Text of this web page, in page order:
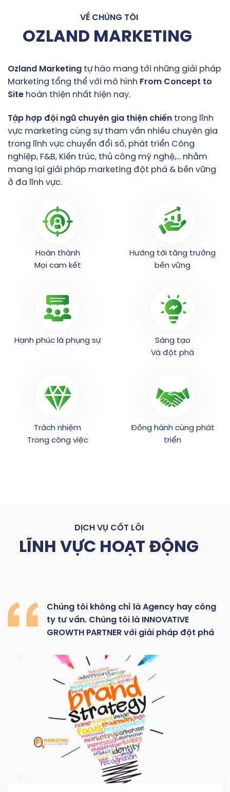
VỀ CHÚNG TÔI
OZLAND MARKETING
Ozland Marketing tự hào mang tới những giải pháp
Marketing tổng thể với mô hình From Concept to
Site hoàn thiện nhất hiện nay.
Tập hợp đội ngũ chuyên gia thiện chiến trong lĩnh
vực marketing cùng sự tham vấn nhiều chuyên gia
trong lĩnh vực chuyển đổi số, phát triển Công
nghiệp, F&B, Kiến trúc, thủ công mỹ nghệ,… nhằm
mang lại giải pháp marketing đột phá & bền vững
ở đa lĩnh vực.
Hoàn thành
Mọi cam kết
Hướng tới tăng trưởng
bền vững
Hạnh phúc là phụng sự
Sáng tạo
Và đột phá
Trách nhiệm
Trong công việc
Đồng hành cùng phát
triển
DỊCH VỤ CỐT LÕI
LĨNH VỰC HOẠT ĐỘNG
Chúng tôi không chỉ là Agency hay công
ty tư vấn. Chúng tôi là
INNOVATIVE
GROWTH PARTNER với giải pháp đột phá